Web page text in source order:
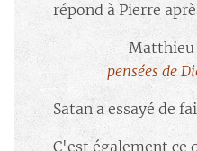
répond à Pierre
🔘 Matthieu
pensées de
Satan a essayé de
C'est également ce